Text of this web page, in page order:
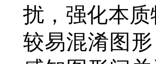
扰，强化本
较易混淆图